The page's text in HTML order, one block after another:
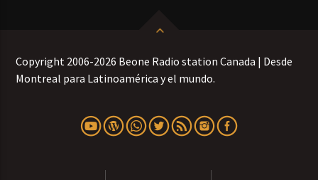
Copyright 2006-2026 Beone Radio station Canada | Desde
Montreal para Latinoamérica y el mundo.